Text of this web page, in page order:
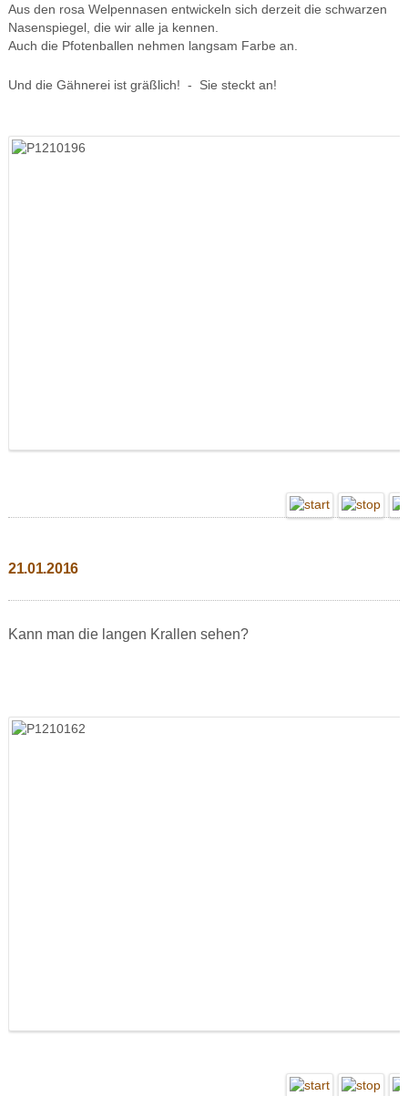
Aus den rosa Welpennasen entwickeln sich derzeit die schwarzen
Nasenspiegel, die wir alle ja kennen.
Auch die Pfotenballen nehmen langsam Farbe an.
Und die Gähnerei ist gräßlich! - Sie steckt an!
21.01.2016
Kann man die langen Krallen sehen?